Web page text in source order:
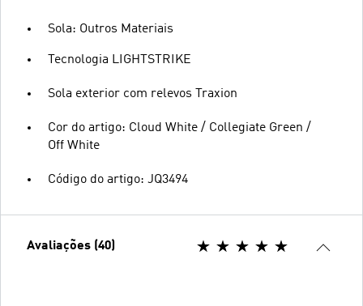
Sola: Outros Materiais
Tecnologia LIGHTSTRIKE
Sola exterior com relevos Traxion
Cor do artigo: Cloud White / Collegiate Green /
Off White
Código do artigo: JQ3494
Avaliações (40)